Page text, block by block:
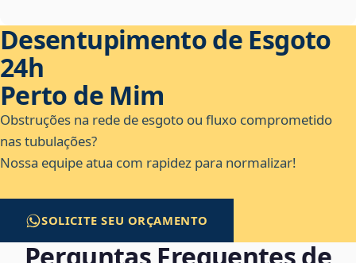
Desentupimento de Esgoto
24h
Perto de Mim
Obstruções na rede de esgoto ou fluxo comprometido
nas tubulações?
Nossa equipe atua com rapidez para normalizar!
SOLICITE SEU ORÇAMENTO